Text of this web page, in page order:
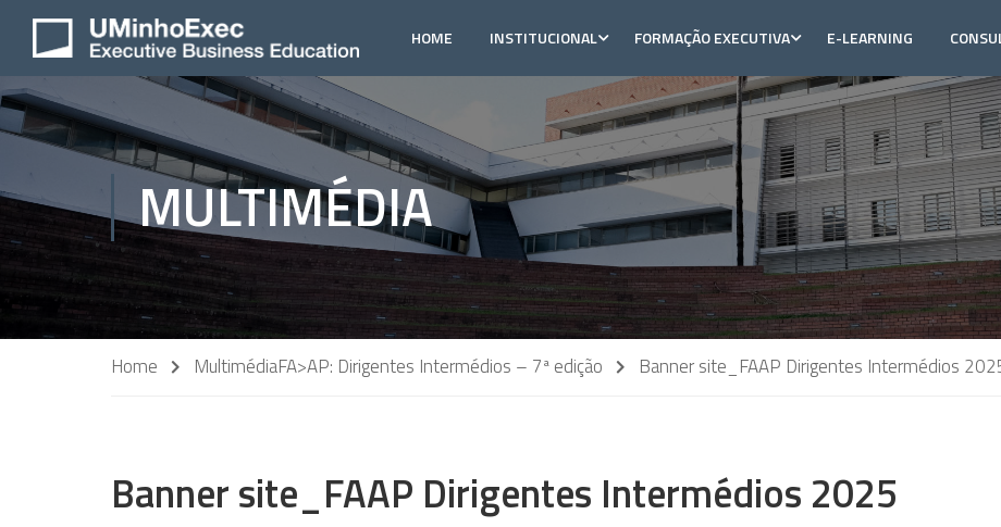
HOME INSTITUCIONAL FORMAÇÃO EXECUTIVA E-LEARNING
MULTIMÉDIA
Home MultimédiaFA>AP: Dirigentes Intermédios – 7ª edição Banner site_FAAP Dirigentes Intermédios
Banner site_FAAP Dirigentes Intermédios 2025